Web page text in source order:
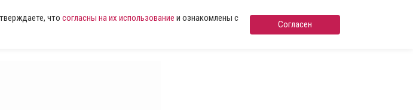
что согласны на их использование и ознакомлены с
Согласен